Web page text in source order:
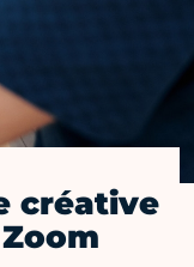
créative